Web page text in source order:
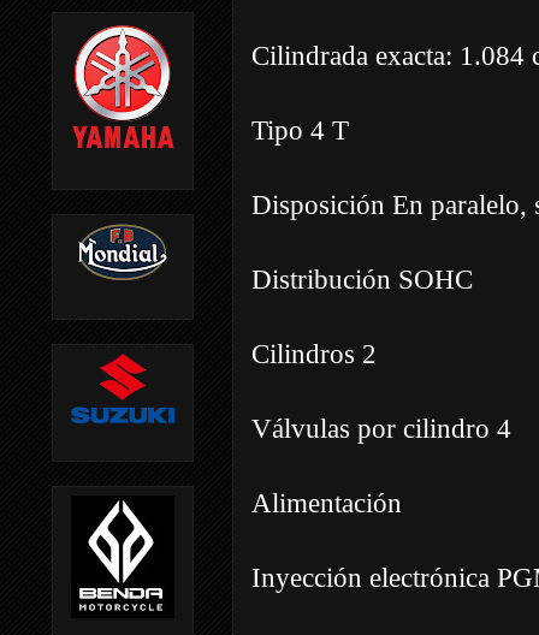
Cilindrada exacta: 1.084
Tipo 4 T
Disposición En paralelo,
Distribución SOHC
Cilindros 2
Válvulas por cilindro 4
Alimentación
Inyección electrónica